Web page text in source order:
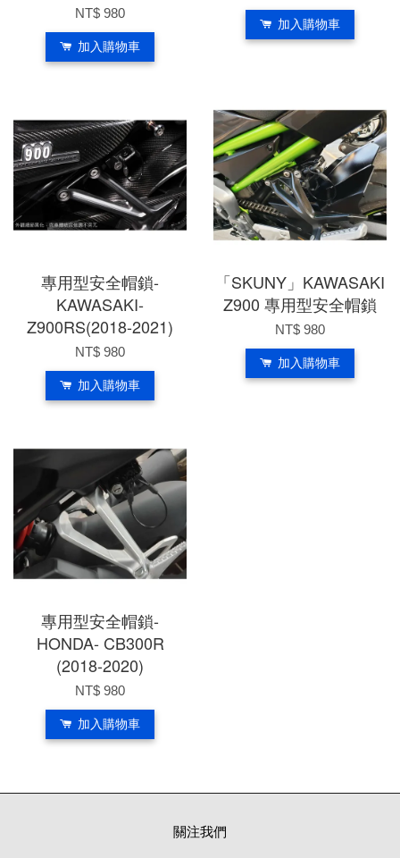
NT$ 980
加入購物車
加入購物車
專用型安全帽鎖-
KAWASAKI-
Z900RS(2018-2021)
NT$ 980
加入購物車
「SKUNY」KAWASAKI
Z900 專用型安全帽鎖
NT$ 980
加入購物車
專用型安全帽鎖-
HONDA- CB300R
(2018-2020)
NT$ 980
加入購物車
關注我們